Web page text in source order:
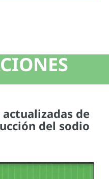
de
del sodio